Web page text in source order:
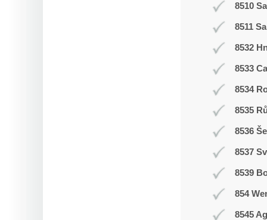
8510
8511
8532
8533
8534
8535
8536
8537
8539
854
8545